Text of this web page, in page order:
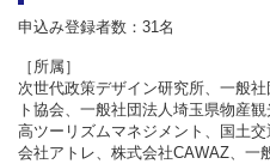
申込み登録者数：31名
［所属］
次世代政策デザイン研究所、一般
ト協会、一般社団法人埼玉県物産
高ツーリズムマネジメント、国土
会社アトレ、株式会社CAWAZ、一